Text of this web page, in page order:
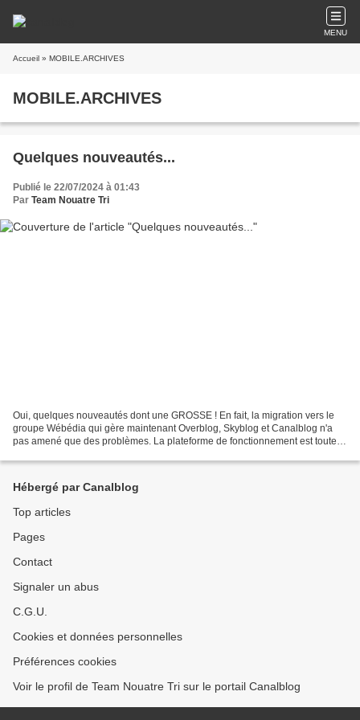
MENU
Accueil » MOBILE.ARCHIVES
MOBILE.ARCHIVES
Quelques nouveautés...
Publié le 22/07/2024 à 01:43
Par Team Nouatre Tri
Oui, quelques nouveautés dont une GROSSE ! En fait, la migration vers le
groupe Wébédia qui gère maintenant Overblog, Skyblog et Canalblog n'a
pas amené que des problèmes. La plateforme de fonctionnement est toute
Hébergé par Canalblog
Top articles
Pages
Contact
Signaler un abus
C.G.U.
Cookies et données personnelles
Préférences cookies
Voir le profil de Team Nouatre Tri sur le portail Canalblog